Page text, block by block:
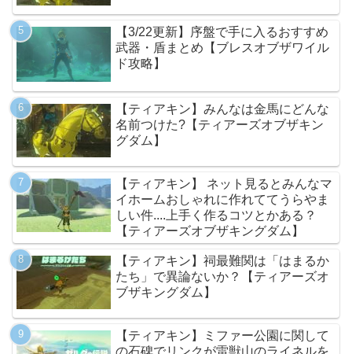
【3/22更新】序盤で手に入るおすすめ
武器・盾まとめ【ブレスオブザワイル
ド攻略】
【ティアキン】みんなは金馬にどんな
名前つけた?【ティアーズオブザキン
グダム】
【ティアキン】 ネット見るとみんなマ
イホームおしゃれに作れててうらやま
しい件....上手く作るコツとかある？
【ティアーズオブザキングダム】
【ティアキン】祠最難関は「はまるか
たち」で異論ないか？【ティアーズオ
ブザキングダム】
【ティアキン】ミファー公園に関して